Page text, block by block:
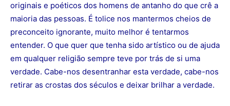
originais e poéticos dos homens de antanho do que crê a
maioria das pessoas. É tolice nos mantermos cheios de
preconceito ignorante, muito melhor é tentarmos
entender. O que quer que tenha sido artístico ou de ajuda
em qualquer religião sempre teve por trás de si uma
verdade. Cabe-nos desentranhar esta verdade, cabe-nos
retirar as crostas dos séculos e deixar brilhar a verdade.